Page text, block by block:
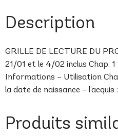
Description
GRILLE DE LECTURE DU
21/01 et le 4/02 inclus Chap.
Informations – Utilisation
la date de naissance – l’acquis
Produits